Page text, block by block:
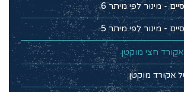
- מינור לפי מיתר 6
- מינור לפי מיתר 5
חצי מוקטן